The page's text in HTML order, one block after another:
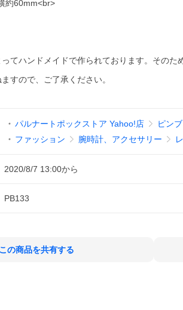
約60mm<br>
てハンドメイドで作られております。その
すので、ご了承ください。
パルナートポックストア Yahoo!店
ピン
ファッション
腕時計、アクセサリー
2020/8/7 13:00から
PB133
この商品を共有する